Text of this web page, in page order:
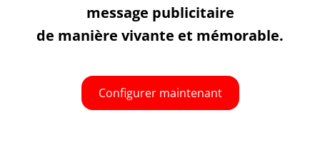
message publicitaire
de manière vivante et mémorable.
Configurer maintenant